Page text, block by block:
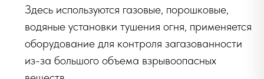
Здесь используются газовые, порошковые,
водяные установки тушения огня, применяется
оборудование для контроля загазованности
из-за большого объема взрывоопасных